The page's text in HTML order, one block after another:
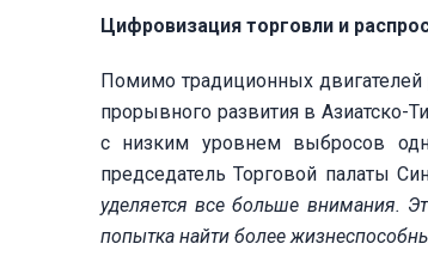
Цифровизация торговли и
Помимо традиционных
прорывного развития в Азиатско-
с низким уровнем выбросов
председатель Торговой палаты
уделяется все больше внимания.
попытка найти более